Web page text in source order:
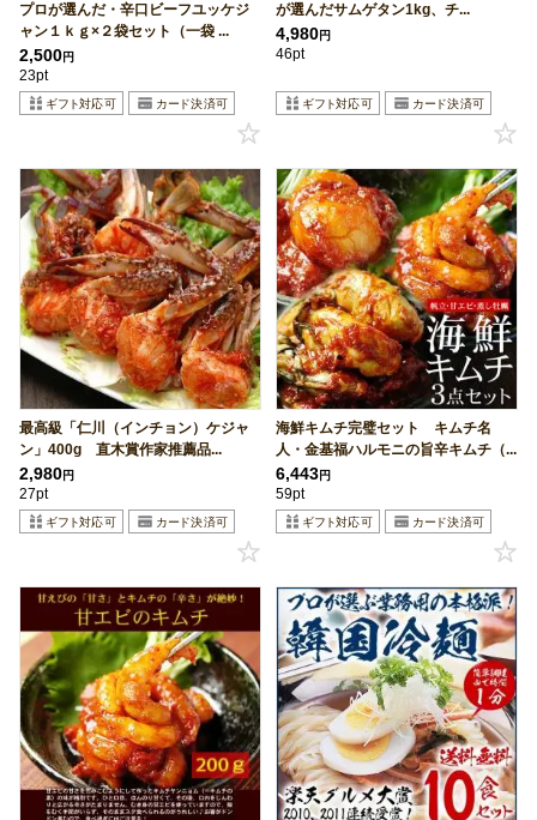
プロが選んだ・辛口ビーフユッケジ
ャン１ｋｇ×２袋セット（一袋 ...
2,500円
23pt
が選んだサムゲタン1kg、チ...
4,980円
46pt
最高級「仁川（インチョン）ケジャ
ン」400g 直木賞作家推薦品...
2,980円
27pt
海鮮キムチ完璧セット キムチ名
人・金基福ハルモニの旨辛キムチ（...
6,443円
59pt